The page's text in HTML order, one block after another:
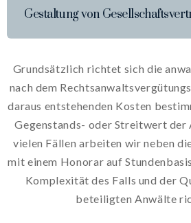
Gestaltung von
Grundsätzlich richtet sich die
nach dem
daraus entstehenden Kosten
Gegenstands- oder Streitwert der
vielen Fällen arbeiten wir neben
mit einem Honorar auf
Komplexität des Falls und der
beteiligten Anwälte